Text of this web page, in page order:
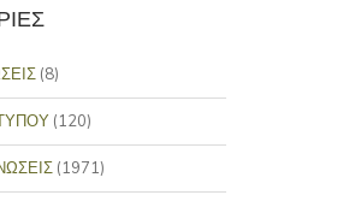
(8)
(120)
(1971)